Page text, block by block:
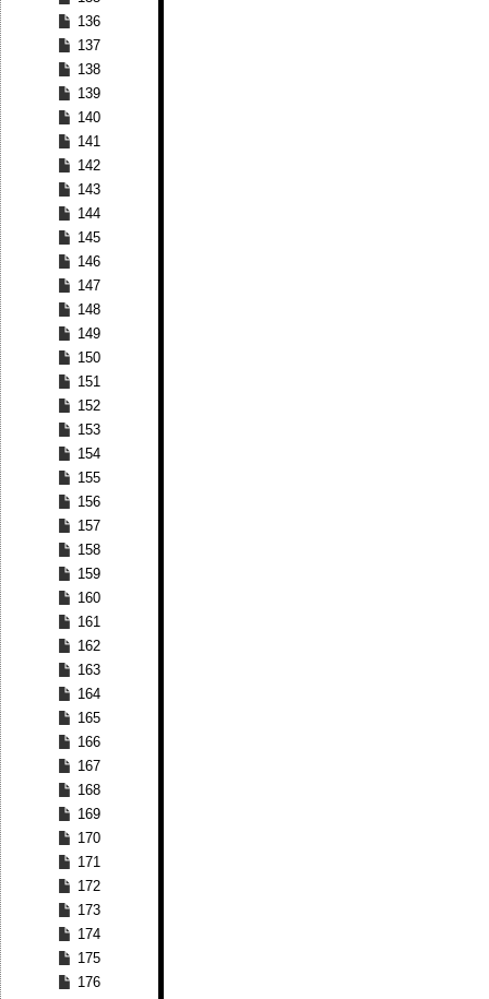
136
137
138
139
140
141
142
143
144
145
146
147
148
149
150
151
152
153
154
155
156
157
158
159
160
161
162
163
164
165
166
167
168
169
170
171
172
173
174
175
176